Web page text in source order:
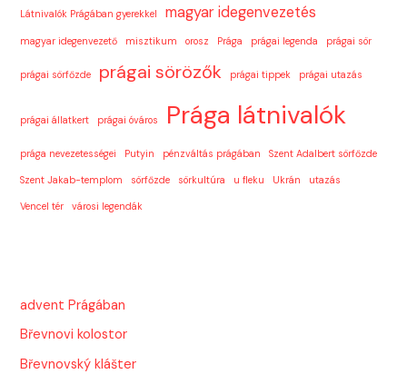
Látnivalók Prágában gyerekkel magyar idegenvezetés
magyar idegenvezető misztikum orosz Prága prágai legenda prágai sör
prágai sörfőzde prágai sörözők prágai tippek prágai utazás
prágai állatkert prágai óváros Prága látnivalók
prága nevezetességei Putyin pénzváltás prágában Szent Adalbert sörfőzde
Szent Jakab-templom sörfőzde sörkultúra u fleku Ukrán utazás
Vencel tér városi legendák
advent Prágában
Břevnovi kolostor
Břevnovský klášter